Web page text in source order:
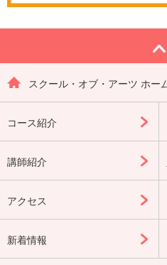
スクール・オブ・アーツ ホー
コース紹介
講師紹介
アクセス
新着情報